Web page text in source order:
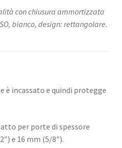
con chiusura ammortizzata
bianco, design: rettangolare.
è incassato e quindi protegge
per porte di spessore
e 16 mm (5/8″).